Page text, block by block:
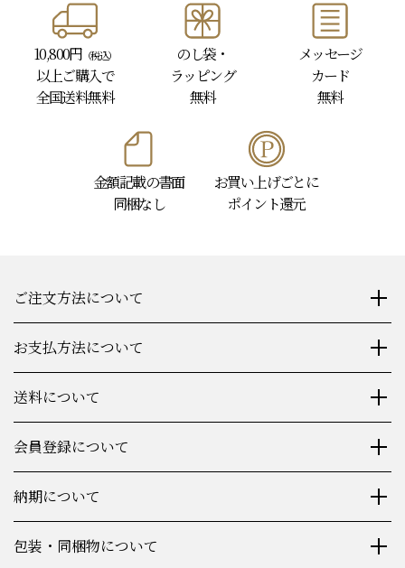
10,800円 （税込）
以上ご購入で
全国送料無料
のし袋・
ラッピング
無料
メッセージ
カード
無料
金額記載の書面
同梱なし
お買い上げごとに
ポイント還元
ご注文方法について
お支払方法について
送料について
会員登録について
納期について
包装・同梱物について